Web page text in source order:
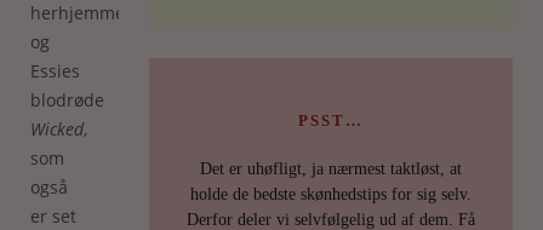
herhjemme)
og
Essies
blodrøde
Wicked,
som
også
er set
PSST…
Det er uhøfligt, ja nærmest taktløst, at
holde de bedste skønhedstips for sig selv.
Derfor deler vi selvfølgelig ud af dem. Få